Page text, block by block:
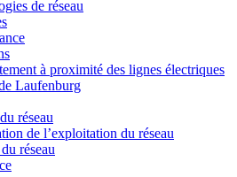
de réseau
à proximité des lignes électriques
Laufenburg
réseau
de l’exploitation du réseau
réseau